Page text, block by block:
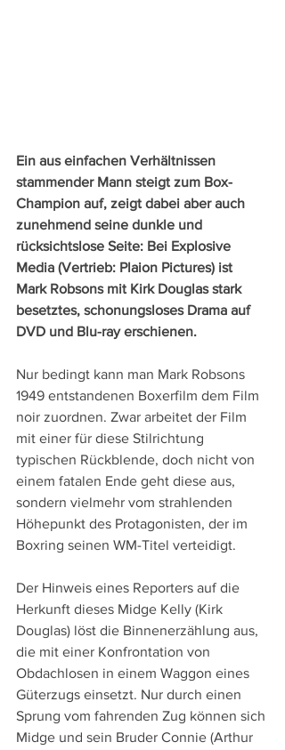
Ein aus einfachen Verhältnissen
stammender Mann steigt zum Box-
Champion auf, zeigt dabei aber auch
zunehmend seine dunkle und
rücksichtslose Seite: Bei Explosive
Media (Vertrieb: Plaion Pictures) ist
Mark Robsons mit Kirk Douglas stark
besetztes, schonungsloses Drama auf
DVD und Blu-ray erschienen.
Nur bedingt kann man Mark Robsons
1949 entstandenen Boxerfilm dem Film
noir zuordnen. Zwar arbeitet der Film
mit einer für diese Stilrichtung
typischen Rückblende, doch nicht von
einem fatalen Ende geht diese aus,
sondern vielmehr vom strahlenden
Höhepunkt des Protagonisten, der im
Boxring seinen WM-Titel verteidigt.
Der Hinweis eines Reporters auf die
Herkunft dieses Midge Kelly (Kirk
Douglas) löst die Binnenerzählung aus,
die mit einer Konfrontation von
Obdachlosen in einem Waggon eines
Güterzugs einsetzt. Nur durch einen
Sprung vom fahrenden Zug können sich
Midge und sein Bruder Connie (Arthur